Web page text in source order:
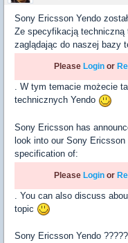
Sony Ericsson Yendo
Ze specyfikacją techniczną
zaglądając do naszej bazy
Please Loginor
. W tym temacie możecie
technicznych Yendo
Sony Ericsson has
look into our Sony
specification of:
Please Loginor
. You can also discuss
topic
Sony Ericsson Yendo